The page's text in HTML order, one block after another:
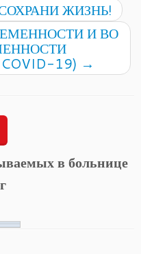
ЖИЗНЬ!
И ВО
19) →
в больнице